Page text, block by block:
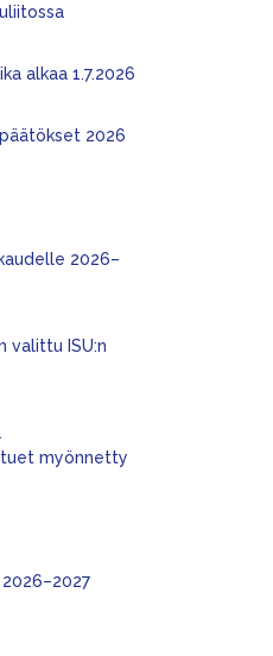
alkaa 1.7.2026
2026
2026–
valittu ISU:n
myönnetty